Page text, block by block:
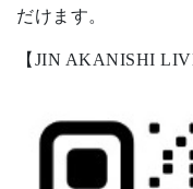
だけます。
【JIN AKANISHI